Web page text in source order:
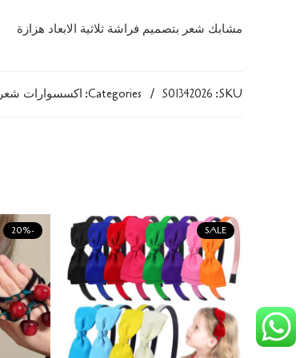
مشابك شعر بتصميم فراشة ثلاثية الابعاد هزازة
SKU:
S01342026
Categories: اكسسوارات شعر
-20%
SALE